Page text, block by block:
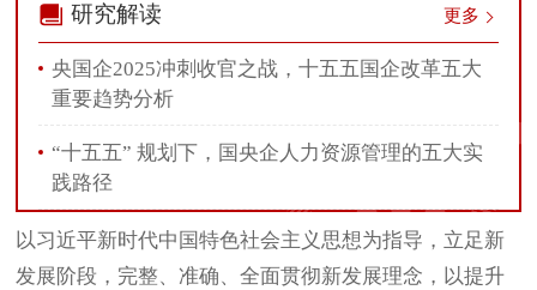
研究解读 更多
央国企2025冲刺收官之战，十五五国企改革五大
重要趋势分析
“十五五” 规划下，国央企人力资源管理的五大实
践路径
以习近平新时代中国特色社会主义思想为指导，立足新
发展阶段，完整、准确、全面贯彻新发展理念，以提升